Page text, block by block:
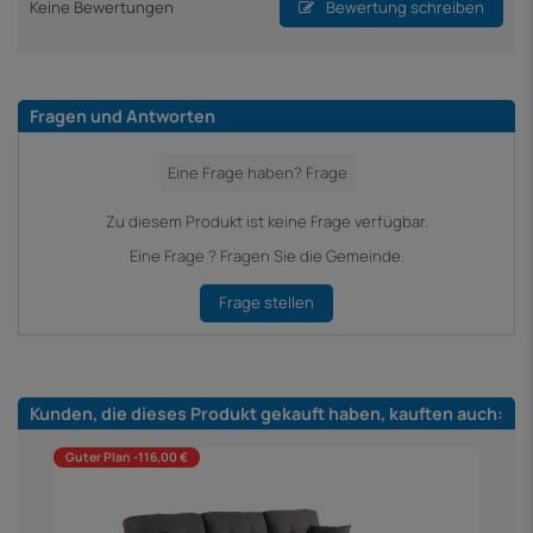
Keine Bewertungen Bewertung schreiben
Fragen und Antworten
Zu diesem Produkt ist keine Frage verfügbar.
Eine Frage ? Fragen Sie die Gemeinde.
Frage stellen
Kunden, die dieses Produkt gekauft haben, kauften auch:
Guter Plan -116,00 €